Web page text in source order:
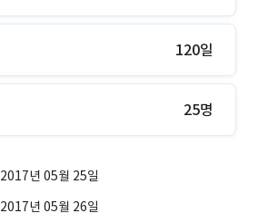
120일
25명
2017년 05월 25일
2017년 05월 26일